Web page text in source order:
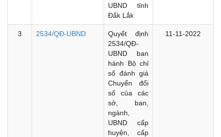
UBND tỉnh
Đắk Lắk
3 2534/QĐ-UBND
Quyết định
2534/QĐ-
UBND ban
hành Bộ chỉ
số đánh giá
Chuyển đổi
số của các
sở, ban,
ngành,
UBND cấp
huyện, cấp
11-11-2022